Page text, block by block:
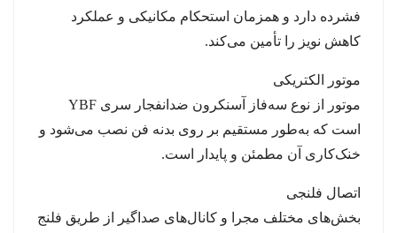
فشرده دارد و همزمان استحکام مکانیکی و عملکرد
کاهش نویز را تأمین می‌کند.
موتور الکتریکی
موتور از نوع سه‌فاز آسنکرون ضدانفجار سری YBF
است که به‌طور مستقیم بر روی بدنه فن نصب می‌شود و
خنک‌کاری آن مطمئن و پایدار است.
اتصال فلنجی
بخش‌های مختلف مجرا و کانال‌های صداگیر از طریق فلنج